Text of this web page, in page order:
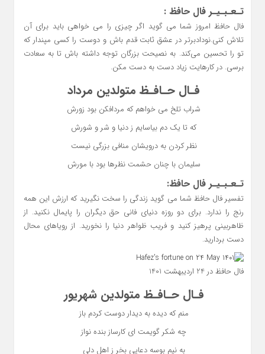
تـعـبـیـر فال حافظ :
فال حافظ امروز شما می گوید اگر چیزی را می خواهی باید برای آن
تلاش کنی.نودادبرتر در عشق ثابت قدم باش و دوست را کسی مپندار که
تو را تحسین می‌کند. به نصیحت بزرگان توجه داشته باش تا به سعادت
برسی. در کارهایت زیاد دست به دست مکن.
فـال حـافـظ متولدین مرداد
شراب تلخ می خواهم که مردافکن بود زورش
که تا یک دم بیاسایم ز دنیا و شر و شورش
نظر کردن به درویشان منافی بزرگی نیست
سلیمان با چنان حشمت نظرها بود با مورش
تـعـبـیـر فال حافظ:
تفسیر فال حافظ شما می گوید زندگی را سخت نگیرید که ارزش این همه
رنج را ندارد. برای دو روزه دنیای فانی حق دیگران را پایمال نکنید. از
ظاهربینی پرهیز کنید و فریب ظواهر دنیا را نخورید. از رویاهای محال
دست بردارید.
فال حافظ در 24 اردیبهشت 1401
فـال حـافـظ متولدین شهریور
منم که دیده به دیدار دوست کردم باز
چه شکر گویمت ای کارساز بنده نواز
به نیم بوسه دعایی بخر ز اهل دلی